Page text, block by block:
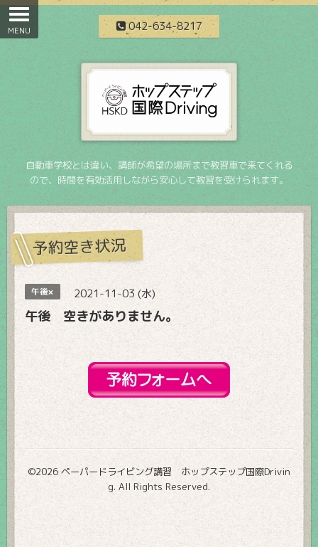
042-634-8217
自動車学校とは違い、講師が希望の場所まで教習車で来てくれる
ので、時間を有効活用しながら安心して教習を受けられます。
予約空き状況
午後× 2021-11-03 (水)
午後 空きがありません。
©2026 ペーパードライビング講習 ホップステップ国際Drivin
g. All Rights Reserved.